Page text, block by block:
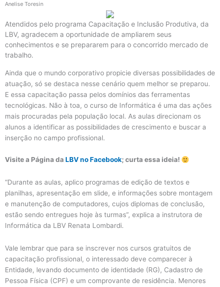
Anelise Toresin
Atendidos pelo programa Capacitação e Inclusão Produtiva, da
LBV, agradecem a oportunidade de ampliarem seus
conhecimentos e se prepararem para o concorrido mercado de
trabalho.
Ainda que o mundo corporativo propicie diversas possibilidades de
atuação, só se destaca nesse cenário quem melhor se preparou.
E essa capacitação passa pelos domínios das ferramentas
tecnológicas. Não à toa, o curso de Informática é uma das ações
mais procuradas pela população local. As aulas direcionam os
alunos a identificar as possibilidades de crescimento e buscar a
inserção no campo profissional.
Visite a Página da LBV no Facebook; curta essa ideia!
“Durante as aulas, aplico programas de edição de textos e
planilhas, apresentação em slide, e informações sobre montagem
e manutenção de computadores, cujos diplomas de conclusão,
estão sendo entregues hoje às turmas”, explica a instrutora de
Informática da LBV Renata Lombardi.
Vale lembrar que para se inscrever nos cursos gratuitos de
capacitação profissional, o interessado deve comparecer à
Entidade, levando documento de identidade (RG), Cadastro de
Pessoa Física (CPF) e um comprovante de residência. Menores